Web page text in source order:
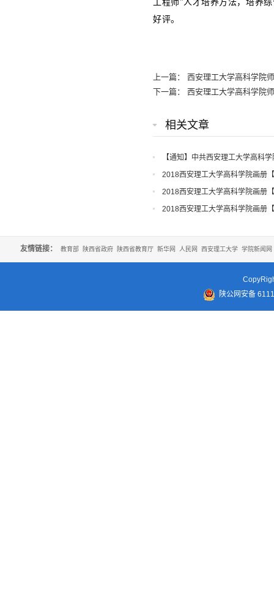
工程师”人才培养方法，培养
好评。
上一篇： 西安理工大学高科学院
下一篇： 西安理工大学高科学院
相关文章
【通知】中共西安理工大学高科
知
2018西安理工大学高科学院画册
2018西安理工大学高科学院画册
2018西安理工大学高科学院画册
友情链接： 教育部 陕西省政府 陕西省教育厅 新华网 人民网 西安理工大学 学院新闻网
陕公网安备